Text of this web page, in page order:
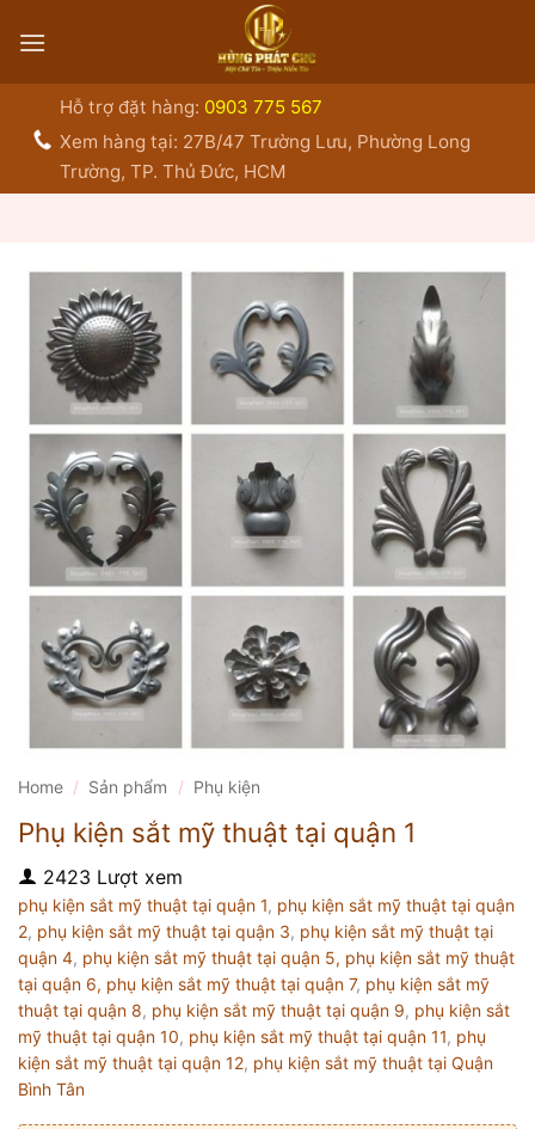
qua
Hỗ trợ đặt hàng: 0903 775 567
Xem hàng tại: 27B/47 Trường Lưu, Phường Long
Trường, TP. Thủ Đức, HCM
Home / Sản phẩm / Phụ kiện
Phụ kiện sắt mỹ thuật tại quận 1
2423 Lượt xem
phụ kiện sắt mỹ thuật tại quận 1, phụ kiện sắt mỹ thuật tại quận
2, phụ kiện sắt mỹ thuật tại quận 3, phụ kiện sắt mỹ thuật tại
quận 4, phụ kiện sắt mỹ thuật tại quận 5, phụ kiện sắt mỹ thuật
tại quận 6, phụ kiện sắt mỹ thuật tại quận 7, phụ kiện sắt mỹ
thuật tại quận 8, phụ kiện sắt mỹ thuật tại quận 9, phụ kiện sắt
mỹ thuật tại quận 10, phụ kiện sắt mỹ thuật tại quận 11, phụ
kiện sắt mỹ thuật tại quận 12, phụ kiện sắt mỹ thuật tại Quận
Bình Tân